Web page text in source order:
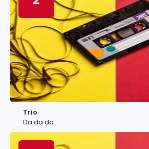
Trio
Da da da